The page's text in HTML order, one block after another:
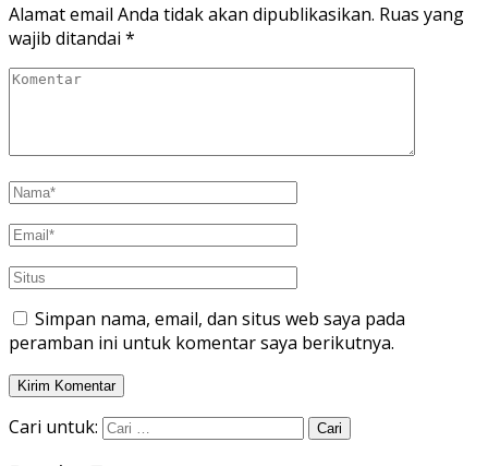
Alamat email Anda tidak akan dipublikasikan. Ruas yang
wajib ditandai *
Simpan nama, email, dan situs web saya pada
peramban ini untuk komentar saya berikutnya.
Cari untuk: